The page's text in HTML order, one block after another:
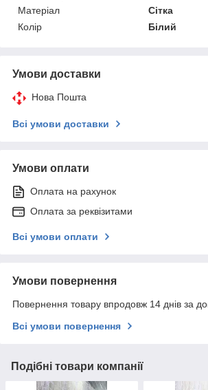
Матеріал
Сітка
Колір
Білий
Умови доставки
Нова Пошта
Всі умови доставки
Умови оплати
Оплата на рахунок
Оплата за реквізитами
Всі умови оплати
Умови повернення
Повернення товару впродовж 14 днів за
Всі умови повернення
Подібні товари компанії